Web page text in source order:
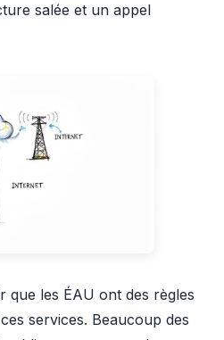
salée et un appel
que les ÉAU ont des règles
services. Beaucoup des